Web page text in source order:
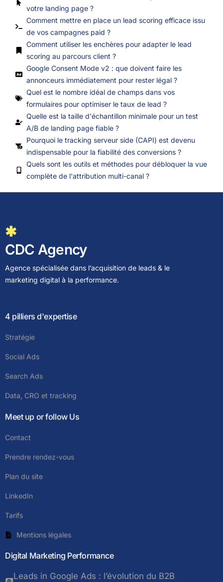
votre landing page ?
Comment mettre en place un lead scoring efficace issu
de vos campagnes paid ?
Comment utiliser les enchères pour adapter le lead
scoring au parcours client ?
Google Consent Mode v2 : que doivent faire les
annonceurs immédiatement pour rester légal ?
Quel est le nombre idéal de champs dans vos
formulaires pour optimiser le taux de lead ?
Quelle est la taille d'échantillon minimale pour un test
A/B de landing page fiable ?
Pourquoi le tracking serveur side (CAPI) est devenu
indispensable pour la fiabilité des conversions ?
Quels sont les outils et méthodes pour débloquer la vue
complète de l'attribution multi-canal ?
✱
CDC Agency
Agence spécialisée dans l’acquisition de leads & le
marketing digital à la performance.
4 pilliers d'expertise
Stratégie
Social Ads
Search Ads
Data, CRO et tracking
Meet up or follow Us
Contact
Prendre rendez-vous
Plan du site
LinkedIn
Tarifs
Mentions légales
Digital Marketing Performance
Leads in Google Ads : l’évolution du B2B